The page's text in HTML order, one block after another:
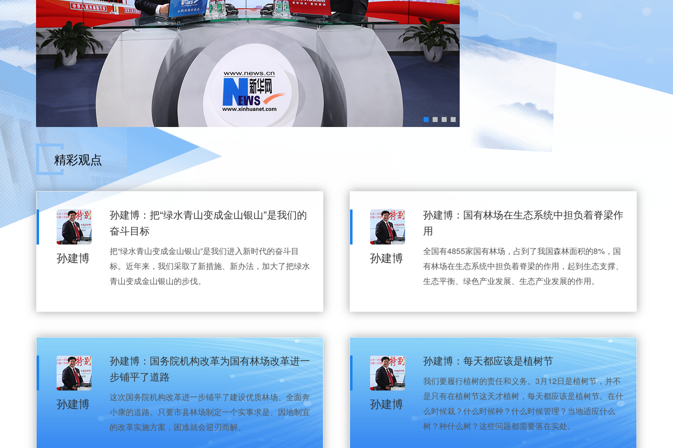
精彩观点
孙建博
孙建博：把“绿水青山变成金山银山”是我们的
奋斗目标
把“绿水青山变成金山银山”是我们进入新时代的奋斗目
标。近年来，我们采取了新措施、新办法，加大了把绿水
青山变成金山银山的步伐。
孙建博
孙建博：国有林场在生态系统中担负着脊梁作
用
全国有4855家国有林场，占到了我国森林面积的8%，国
有林场在生态系统中担负着脊梁的作用，起到生态支撑、
生态平衡、绿色产业发展、生态产业发展的作用。
孙建博
孙建博：国务院机构改革为国有林场改革进一
步铺平了道路
这次国务院机构改革进一步铺平了建设优质林场、全面奔
小康的道路。只要市县林场制定一个实事求是、因地制宜
的改革实施方案，困难就会迎刃而解。
孙建博
孙建博：每天都应该是植树节
我们要履行植树的责任和义务。3月12日是植树节，并不
是只有在植树节这天才植树，每天都应该是植树节。在什
么时候栽？什么时候种？什么时候管理？当地适应什么
树？种什么树？这些问题都需要落在实处。